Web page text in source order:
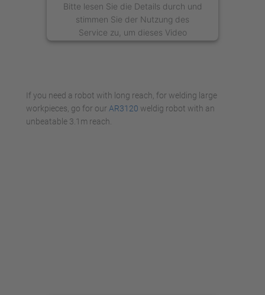
Bitte lesen Sie die Details durch und
stimmen Sie der Nutzung des
Service zu, um dieses Video
anzusehen.
Akzeptieren
If you need a robot with long reach, for welding large
workpieces, go for our AR3120 weldig robot with an
unbeatable 3.1m reach.